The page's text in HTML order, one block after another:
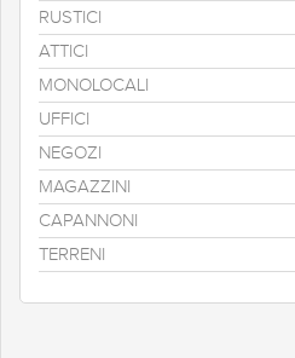
RUSTICI
ATTICI
MONOLOCALI
UFFICI
NEGOZI
MAGAZZINI
CAPANNONI
TERRENI